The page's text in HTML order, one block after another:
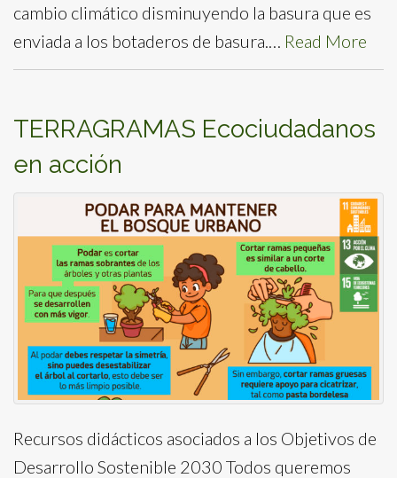
cambio climático disminuyendo la basura que es
enviada a los botaderos de basura.… Read More
TERRAGRAMAS Ecociudadanos
en acción
Recursos didácticos asociados a los Objetivos de
Desarrollo Sostenible 2030 Todos queremos